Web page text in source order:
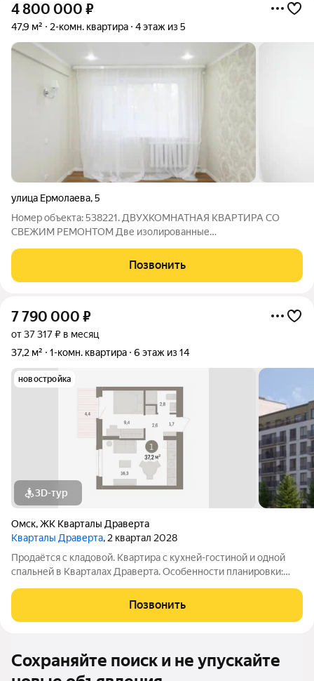
4 800 000 ₽
47,9 м² 2-комн. квартира 4 этаж из 5
улица Ермолаева,5
Номер объекта: 538221. ДВУХКОМНАТНАЯ КВАРТИРА СО
СВЕЖИМ РЕМОНТОМ Две изолированные
оптимизации пространства, но позволит разместить
необходимую бытовую технику. Развитая инфраструктура:
Позвонить
7 790 000 ₽
от 37 317 ₽ в месяц
37,2 м²
1-комн. квартира 6 этаж из 14
новостройка
3D-тур
Омск,ЖК Кварталы Драверта
Кварталы Драверта, 2 квартал 2028
Продаётся с кладовой. Квартира с кухней-гостиной и одной
спальней в Кварталах Драверта. Особенности планировки:
нашей базе: ДВТ04-Ж4.6.8.Позвонить
Сохраняйте поиск и не упускайте